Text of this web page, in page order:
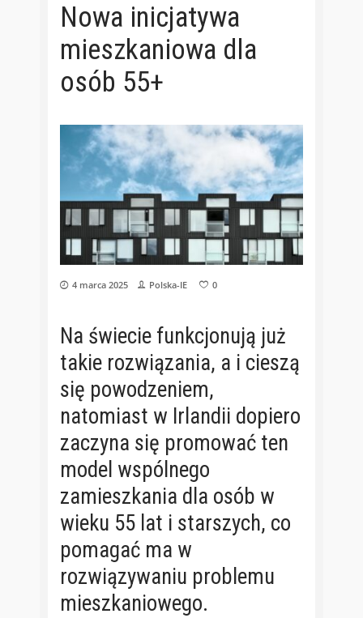
Nowa inicjatywa
mieszkaniowa dla
osób 55+
4 marca 2025 Polska-IE 0
Na świecie funkcjonują już
takie rozwiązania, a i cieszą
się powodzeniem,
natomiast w Irlandii dopiero
zaczyna się promować ten
model wspólnego
zamieszkania dla osób w
wieku 55 lat i starszych, co
pomagać ma w
rozwiązywaniu problemu
mieszkaniowego.